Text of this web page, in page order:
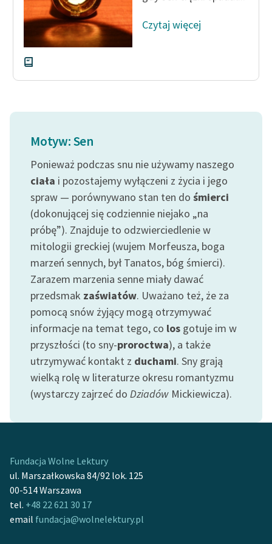
Ręce pełne poezji
Kolekcje edukacyjne
twórców przechodzących
do domeny publicznej,
lektur szkolnych oraz
Odkurzamy bohaterów
Szkoła Poezji Wolnych
O nas
Kontakt
O projekcie
Zespół
Zasady wykorzystania
Wolnych Lektur
Logotypy
Materiały promocyjne
Polityka prywatności
Regulamin darowizn
Informacja o treściach
wrażliwych
Czytaj więcej
Motyw: Sen
Ponieważ podczas snu nie używamy naszego
ciała i pozostajemy wyłączeni z życia i jego
spraw — porównywano stan ten do śmierci
(dokonującej się codziennie niejako „na
próbę”). Znajduje to odzwierciedlenie w
mitologii greckiej (wujem Morfeusza, boga
marzeń sennych, był Tanatos, bóg śmierci).
Zarazem marzenia senne miały dawać
przedsmak zaświatów. Uważano też, że za
pomocą snów żyjący mogą otrzymywać
informacje na temat tego, co los gotuje im w
przyszłości (to sny-proroctwa), a także
utrzymywać kontakt z duchami. Sny grają
wielką rolę w literaturze okresu romantyzmu
(wystarczy zajrzeć do Dziadów Mickiewicza).
Fundacja Wolne Lektury
ul. Marszałkowska 84/92 lok. 125
00-514 Warszawa
tel. +48 22 621 30 17
email fundacja@wolnelektury.pl